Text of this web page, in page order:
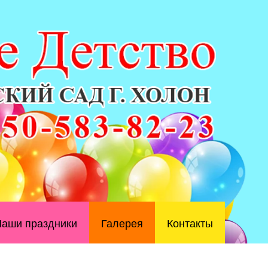
праздники Галерея Контакты